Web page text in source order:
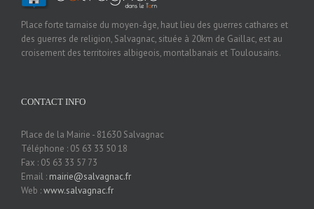
Place forte tarnaise du moyen-âge, haut lieu des guerres cathares et
des guerres de religion, Salvagnac, située à 20km de Gaillac, est au
croisement des territoires albigeois, montalbanais et Toulousains.
CONTACT INFO
Place de la Mairie - 81630 Salvagnac
Téléphone : 05 63 33 50 18
Fax : 05 63 33 57 73
Email : mairie@salvagnac.fr
Web :www.salvagnac.fr